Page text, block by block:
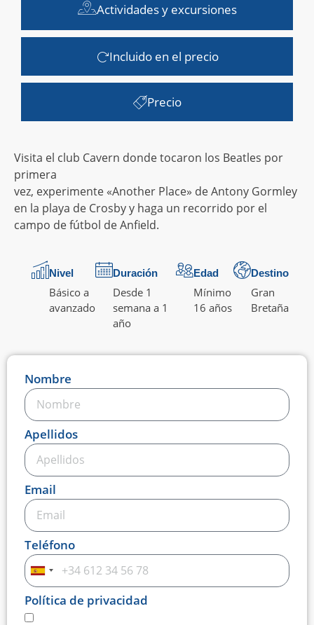
Actividades y excursiones
Incluido en el precio
Precio
Visita el club Cavern donde tocaron los Beatles por
primera
vez, experimente «Another Place» de Antony Gormley
en la playa de Crosby y haga un recorrido por el
campo de fútbol de Anfield.
Nivel
Básico a
avanzado
Duración
Desde 1
semana a 1
año
Edad
Mínimo
16 años
Destino
Gran
Bretaña
Nombre
Apellidos
Email
Teléfono
Spain
+34
Política de privacidad